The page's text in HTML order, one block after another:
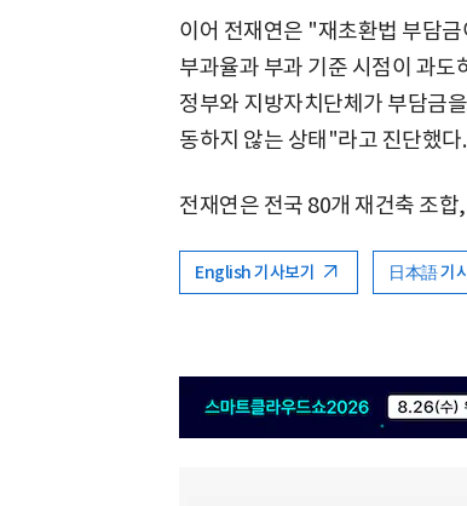
이어 전재연은 "재초환법 부담
부과율과 부과 기준 시점이 과
정부와 지방자치단체가 부담금
동하지 않는 상태"라고 진단했다.
전재연은 전국 80개 재건축 조
English 기사보기 日本語 기